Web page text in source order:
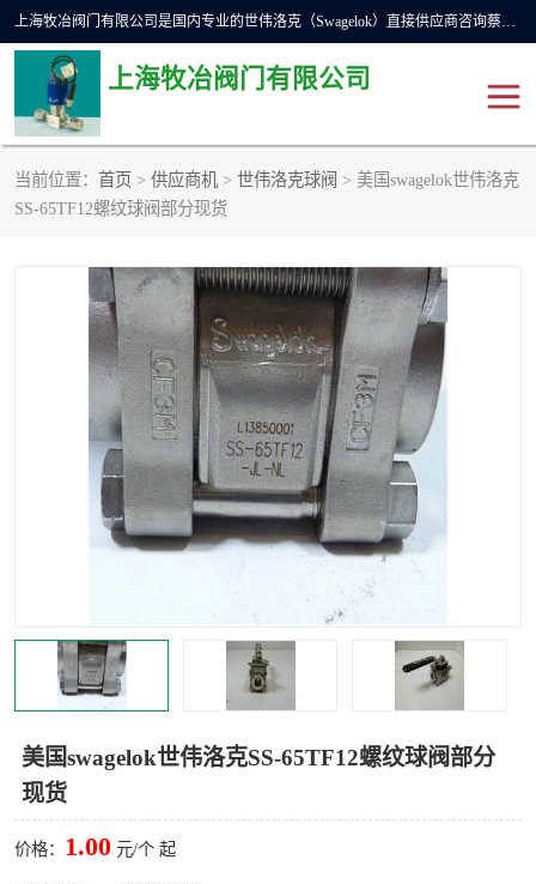
上海牧冶阀门有限公司是国内专业的世伟洛克（Swagelok）直接供应商咨询蔡工，主营世伟洛克球阀、世伟洛克针型阀、世伟洛克隔膜阀、世伟洛克旋塞阀、世伟洛克单向阀、世伟洛克接头、世伟洛克快速接头、世伟洛克卡套管、世伟洛克弯管器、世伟洛克工具等。
上海牧冶阀门有限公司
当前位置： 首页 > 供应商机 > 世伟洛克球阀 > 美国swagelok世伟洛克
SS-65TF12螺纹球阀部分现货
美国swagelok世伟洛克SS-65TF12螺纹球阀部分
现货
价格： 1.00 元/个 起
世伟洛克
世伟洛克球阀 世伟洛克针阀
世伟洛克过滤器 世伟洛克隔膜阀
世伟洛克单向阀 世伟洛克波纹管阀
DSC疏水阀 美国霍克HOKE
世伟洛克针型阀 世伟洛克旋塞阀
世伟洛克卡套管 世伟洛克弯管器
世伟洛克快速接头